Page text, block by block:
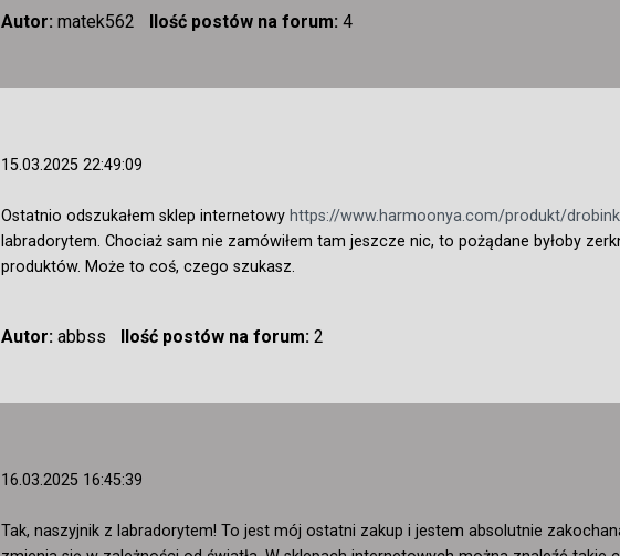
Autor: matek562 Ilość postów na forum: 4
15.03.2025 22:49:09
Ostatnio odszukałem sklep internetowy https://www.harmoonya.com/produkt/
labradorytem. Chociaż sam nie zamówiłem tam jeszcze nic, to pożądane byłoby
produktów. Może to coś, czego szukasz.
Autor: abbss Ilość postów na forum:2
16.03.2025 16:45:39
Tak, naszyjnik z labradorytem! To jest mój ostatni zakup i jestem absolutnie